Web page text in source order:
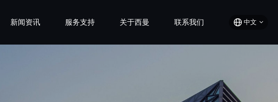
新闻资讯 服务支持 关于西曼 联系我们 中文